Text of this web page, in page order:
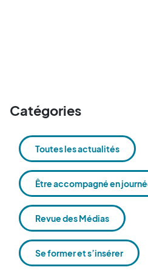
Catégories
Toutes les actualités
Être accompagné en
Revue des Médias
Se former et s’insérer